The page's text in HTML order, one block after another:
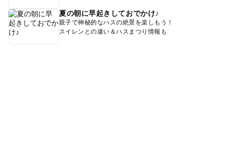
夏の朝に早起きしておでかけ♪
親子で神秘的なハスの絶景を楽しもう！
スイレンとの違い＆ハスまつり情報も